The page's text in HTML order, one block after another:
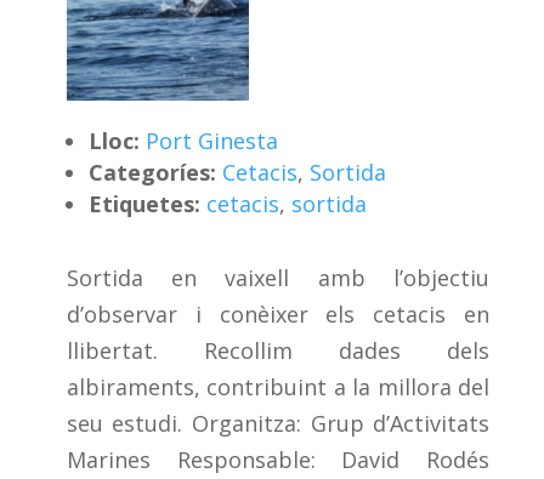
Lloc: Port Ginesta
Categoríes: Cetacis, Sortida
Etiquetes: cetacis, sortida
Sortida en vaixell amb l’objectiu
d’observar i conèixer els cetacis en
llibertat. Recollim dades dels
albiraments, contribuint a la millora del
seu estudi. Organitza: Grup d’Activitats
Marines Responsable: David Rodés